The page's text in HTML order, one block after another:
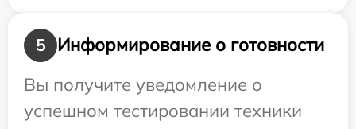
5
Информирование о готовности
Вы получите уведомление о
успешном тестировании техники